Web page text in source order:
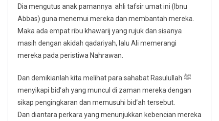
Dia mengutus anak pamannya ahli tafsir umat ini (Ibnu
Abbas) guna menemui mereka dan membantah mereka.
Maka ada empat ribu khawarij yang rujuk dan sisanya
masih dengan akidah qadariyah, lalu Ali memerangi
mereka pada peristiwa Nahrawan.
Dan demikianlah kita melihat para sahabat Rasulullah ﷺ
menyikapi bid’ah yang muncul di zaman mereka dengan
sikap pengingkaran dan memusuhi bid’ah tersebut.
Dan diantara perkara yang menunjukkan kebencian mereka